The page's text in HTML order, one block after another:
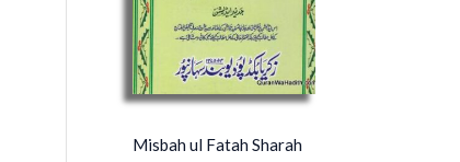
Misbah ul Fatah Sharah